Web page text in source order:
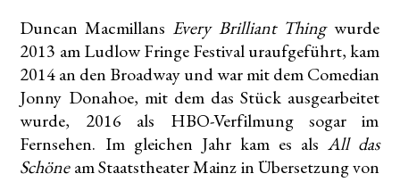
Duncan Macmillans Every Brilliant Thingwurde
2013 am Ludlow Fringe Festival uraufgeführt, kam
2014 an den Broadway und war mit dem Comedian
Jonny Donahoe, mit dem das Stück ausgearbeitet
wurde, 2016 als HBO-Verfilmung sogar im
Fernsehen. Im gleichen Jahr kam es alsAll das
Schöneam Staatstheater Mainz in Übersetzung von